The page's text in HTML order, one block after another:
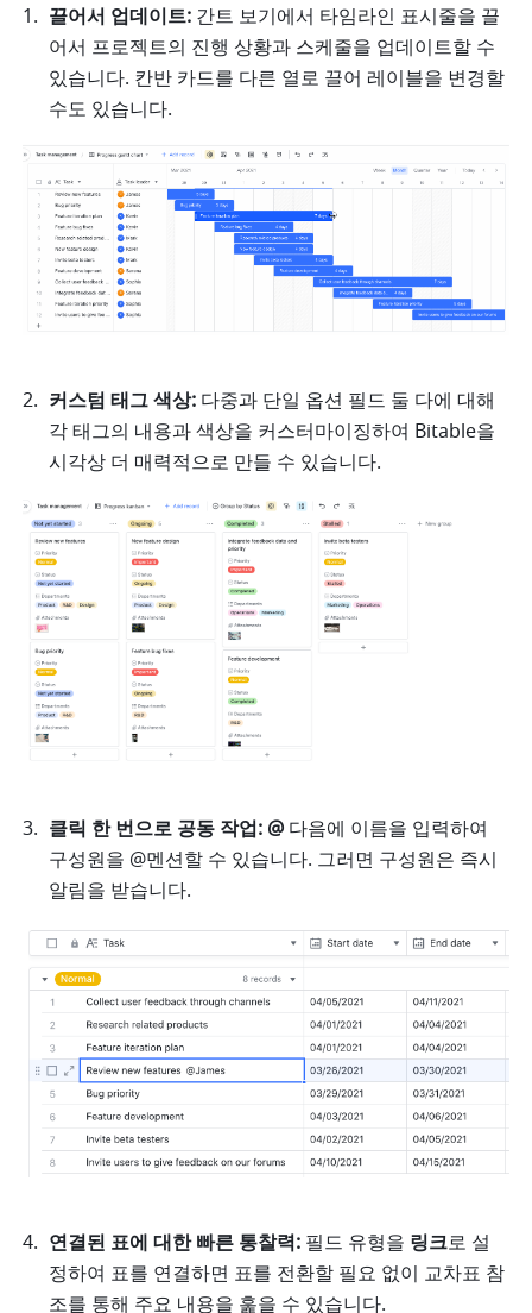
끌어서 업데이트: 간트 보기에서 타임라인 표시줄을 끌
어서 프로젝트의 진행 상황과 스케줄을 업데이트할 수
있습니다. 칸반 카드를 다른 열로 끌어 레이블을 변경할
수도 있습니다.
커스텀 태그 색상: 다중과 단일 옵션 필드 둘 다에 대해
각 태그의 내용과 색상을 커스터마이징하여 Bitable을
시각상 더 매력적으로 만들 수 있습니다.
클릭 한 번으로 공동 작업: @ 다음에 이름을 입력하여
구성원을 @멘션할 수 있습니다. 그러면 구성원은 즉시
알림을 받습니다.
연결된 표에 대한 빠른 통찰력: 필드 유형을 링크로 설
정하여 표를 연결하면 표를 전환할 필요 없이 교차표 참
조를 통해 주요 내용을 훑을 수 있습니다.